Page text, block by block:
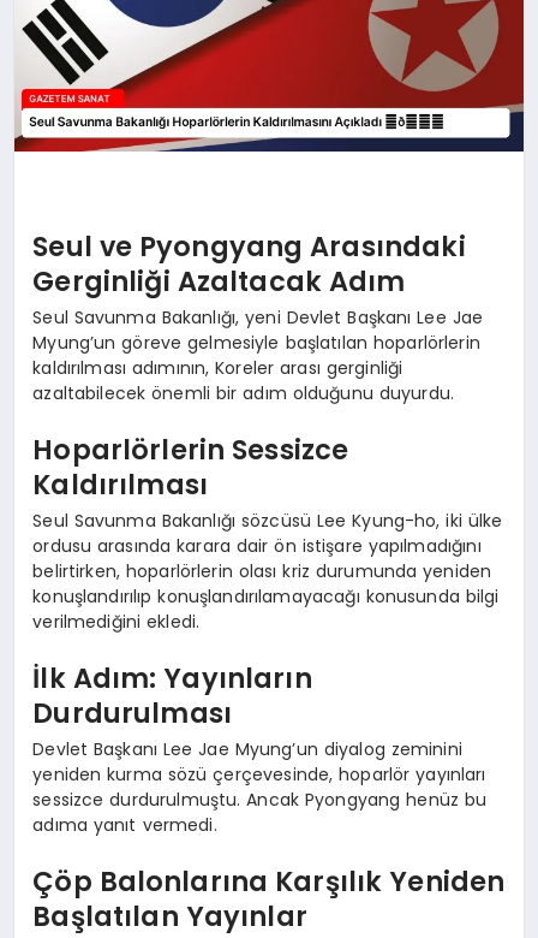
Seul ve Pyongyang Arasındaki
Gerginliği Azaltacak Adım
Seul Savunma Bakanlığı, yeni Devlet Başkanı Lee Jae
Myung’un göreve gelmesiyle başlatılan hoparlörlerin
kaldırılması adımının, Koreler arası gerginliği
azaltabilecek önemli bir adım olduğunu duyurdu.
Hoparlörlerin Sessizce
Kaldırılması
Seul Savunma Bakanlığı sözcüsü Lee Kyung-ho, iki ülke
ordusu arasında karara dair ön istişare yapılmadığını
belirtirken, hoparlörlerin olası kriz durumunda yeniden
konuşlandırılıp konuşlandırılamayacağı konusunda bilgi
verilmediğini ekledi.
İlk Adım: Yayınların
Durdurulması
Devlet Başkanı Lee Jae Myung’un diyalog zeminini
yeniden kurma sözü çerçevesinde, hoparlör yayınları
sessizce durdurulmuştu. Ancak Pyongyang henüz bu
adıma yanıt vermedi.
Çöp Balonlarına Karşılık Yeniden
Başlatılan Yayınlar